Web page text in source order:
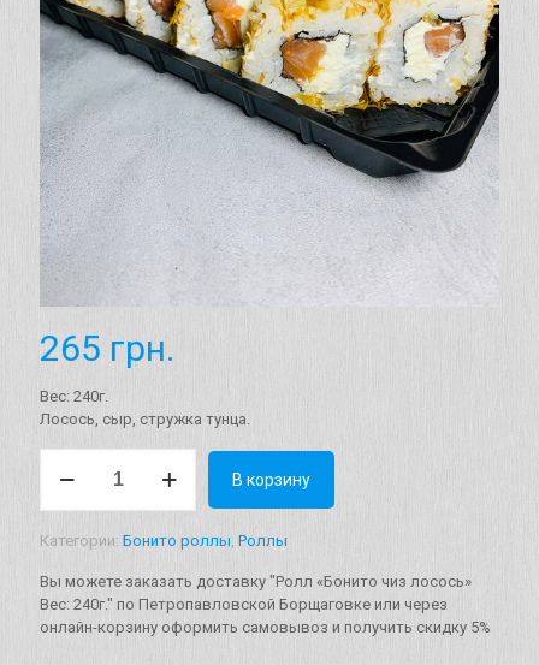
265 грн.
Вес: 240г.
Лосось, сыр, стружка тунца.
товара
чиз
лосось"
Вес:
В корзину
Категории: Бонито роллы Роллы
Вы можете заказать доставку "Ролл «Бонито чиз лосось»
Вес: 240г." по Петропавловской Борщаговке или через
онлайн-корзину оформить самовывоз и получить скидку 5%